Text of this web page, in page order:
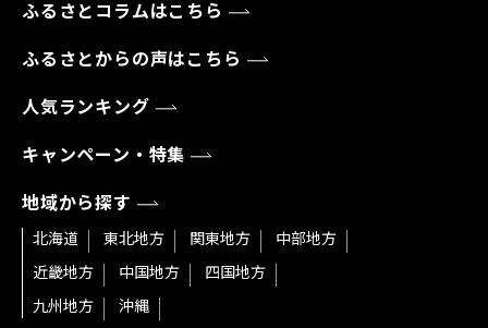
ふるさとコラムはこちら
ふるさとからの声はこちら
人気ランキング
キャンペーン・特集
地域から探す
北海道 東北地方 関東地方
中部地方
近畿地方
中国地方
四国地方
九州地方
沖縄